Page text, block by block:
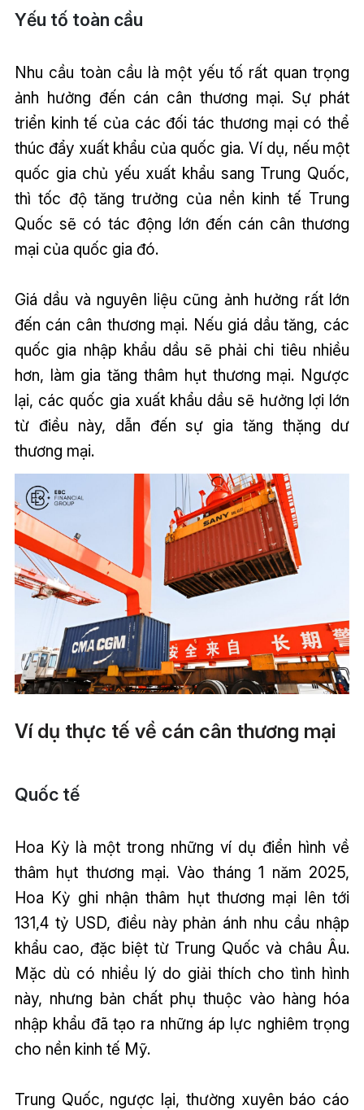
Yếu tố toàn cầu
Nhu cầu toàn cầu là một yếu tố rất quan trọng
ảnh hưởng đến cán cân thương mại. Sự phát
triển kinh tế của các đối tác thương mại có thể
thúc đẩy xuất khẩu của quốc gia. Ví dụ, nếu một
quốc gia chủ yếu xuất khẩu sang Trung Quốc,
thì tốc độ tăng trưởng của nền kinh tế Trung
Quốc sẽ có tác động lớn đến cán cân thương
mại của quốc gia đó.
Giá dầu và nguyên liệu cũng ảnh hưởng rất lớn
đến cán cân thương mại. Nếu giá dầu tăng, các
quốc gia nhập khẩu dầu sẽ phải chi tiêu nhiều
hơn, làm gia tăng thâm hụt thương mại. Ngược
lại, các quốc gia xuất khẩu dầu sẽ hưởng lợi lớn
từ điều này, dẫn đến sự gia tăng thặng dư
thương mại.
Ví dụ thực tế về cán cân thương mại
Quốc tế
Hoa Kỳ là một trong những ví dụ điển hình về
thâm hụt thương mại. Vào tháng 1 năm 2025,
Hoa Kỳ ghi nhận thâm hụt thương mại lên tới
131,4 tỷ USD, điều này phản ánh nhu cầu nhập
khẩu cao, đặc biệt từ Trung Quốc và châu Âu.
Mặc dù có nhiều lý do giải thích cho tình hình
này, nhưng bản chất phụ thuộc vào hàng hóa
nhập khẩu đã tạo ra những áp lực nghiêm trọng
cho nền kinh tế Mỹ.
Trung Quốc, ngược lại, thường xuyên báo cáo